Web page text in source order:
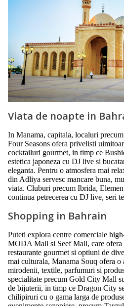
Viata de noapte in
In Manama, capitala, localuri
Four Seasons ofera privelisti
cocktailuri gourmet, in timp ce
estetica japoneza cu DJ live si
eleganta. Pentru o atmosfera mai
din Adliya servesc mancare buna,
viata. Cluburi precum Ibrida,
continua petrecerea cu DJ live, seri
Shopping in Bahrain
Puteti explora centre comerciale
MODA Mall si Seef Mall, care ofera
restaurante gourmet si optiuni de
mai culturala, Manama Souq ofera
mirodenii, textile, parfumuri si
specialitate precum Gold City Mall
de bijuterii, in timp ce Dragon City
chilipiruri cu o gama larga de